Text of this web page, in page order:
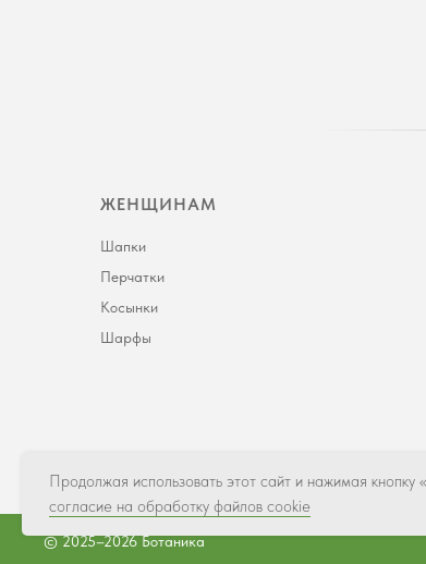
ЖЕНЩИНАМ
Шапки
Перчатки
Косынки
Шарфы
© 2025–2026 Ботаника
Продолжая использовать этот сайт и нажимая кнопку
согласие на обработку файлов cookie